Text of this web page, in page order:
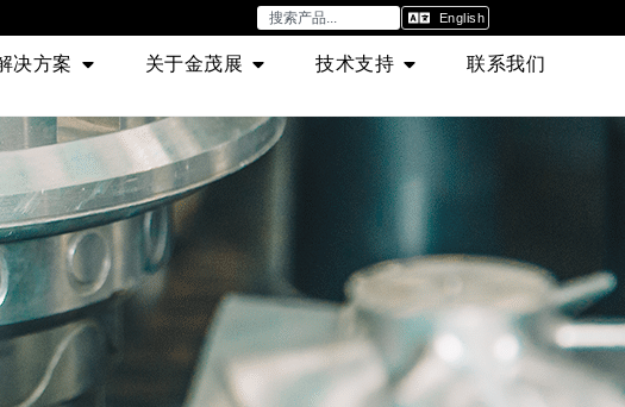
English
决方案 关于金茂展 技术支持 联系我们